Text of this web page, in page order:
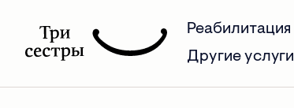
Реабилитация
Другие услуги